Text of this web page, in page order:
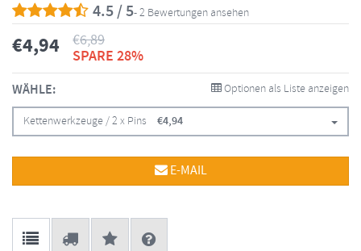
4.5 / 5- 2 Bewertungen ansehen
€4,94 €6,89
SPARE 28%
WÄHLE: Optionen als Liste anzeigen
Kettenwerkzeuge / 2 x Pins €4,94
E-MAIL